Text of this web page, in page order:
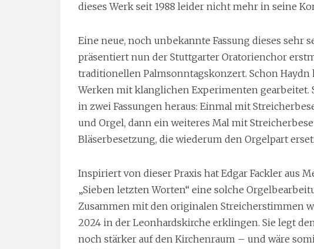
dieses Werk seit 1988 leider nicht mehr in seine
Eine neue, noch unbekannte Fassung dieses sehr
präsentiert nun der Stuttgarter Oratorienchor
traditionellen Palmsonntagskonzert. Schon
Werken mit klanglichen Experimenten gearbeitet.
in zwei Fassungen heraus: Einmal mit
und Orgel, dann ein weiteres Mal mit
Bläserbesetzung, die wiederum den Orgelpart
Inspiriert von dieser Praxis hat Edgar Fackler aus
„Sieben letzten Worten“ eine solche
Zusammen mit den originalen Streicherstimmen
2024 in der Leonhardskirche erklingen. Sie legt
noch stärker auf den Kirchenraum – und wäre